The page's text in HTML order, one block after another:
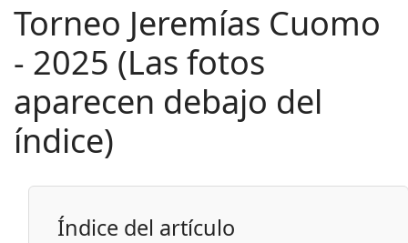
Torneo Jeremías Cuomo
- 2025 (Las fotos
aparecen debajo del
índice)
Índice del artículo